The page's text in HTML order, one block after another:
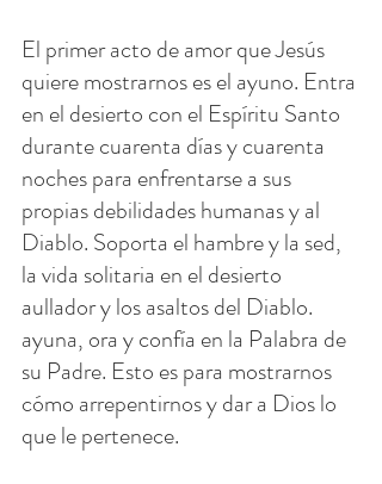
El primer acto de amor que Jesús
quiere mostrarnos es el ayuno. Entra
en el desierto con el Espíritu Santo
durante cuarenta días y cuarenta
noches para enfrentarse a sus
propias debilidades humanas y al
Diablo. Soporta el hambre y la sed,
la vida solitaria en el desierto
aullador y los asaltos del Diablo.
ayuna, ora y confía en la Palabra de
su Padre. Esto es para mostrarnos
cómo arrepentirnos y dar a Dios lo
que le pertenece.